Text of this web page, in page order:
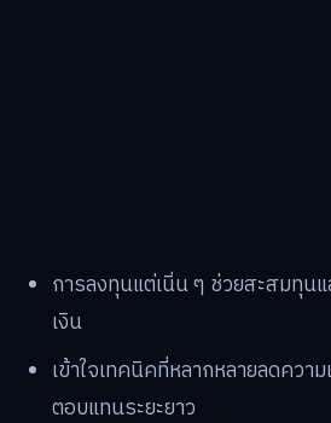
การลงทุนแต่เนิ่น ๆ ช่วยสะสมทุน
เงิน
เข้าใจเทคนิคที่หลากหลายลดควา
ตอบแทนระยะยาว